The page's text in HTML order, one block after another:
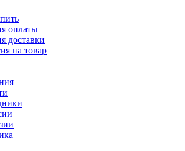
оплаты
доставки
на товар